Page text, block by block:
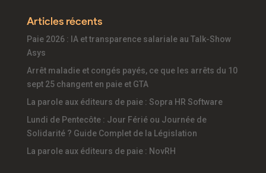
Articles récents
Paie 2026 : IA et transparence salariale au Talk-Show
Asys
Arrêt maladie et congés payés, ce que les arrêts du 10
sept 25 changent en paie et GTA
La parole aux éditeurs de paie : Sopra HR Software
Lundi de Pentecôte : Jour Férié ou Journée de
Solidarité ? Guide Complet de la Législation
La parole aux éditeurs de paie : NovRH